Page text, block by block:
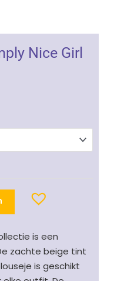
Nice Girl
is een
zachte beige tint
is geschikt